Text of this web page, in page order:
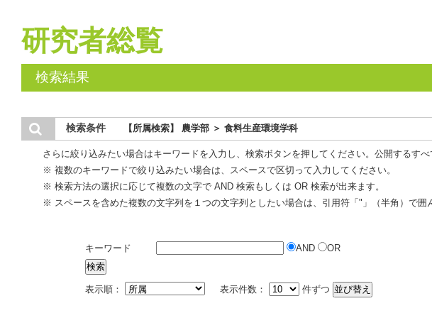
研究者総覧
検索結果
検索条件 【所属検索】 農学部 ＞ 食料生産環境学科
さらに絞り込みたい場合はキーワードを入力し、検索ボタンを押してください。公開するすべ
※ 複数のキーワードで絞り込みたい場合は、スペースで区切って入力してください。
※ 検索方法の選択に応じて複数の文字で AND 検索もしくは OR 検索が出来ます。
※ スペースを含めた複数の文字列を１つの文字列としたい場合は、引用符「"」（半角）で囲
キーワード AND OR
表示順： 表示件数： 件ずつ